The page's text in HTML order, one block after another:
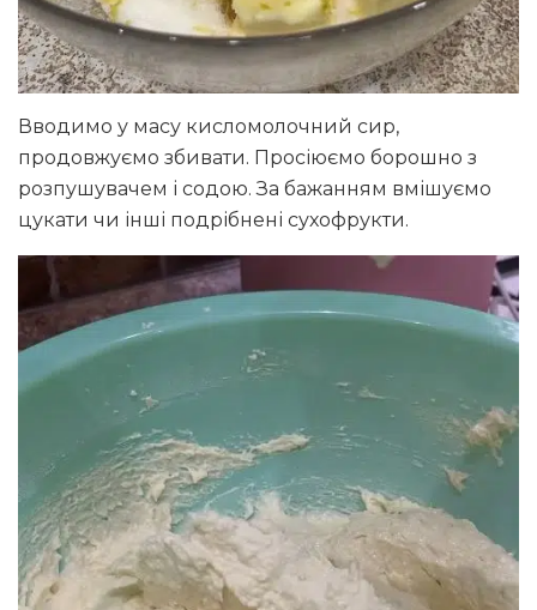
Вводимо у масу кисломолочний сир,
продовжуємо збивати. Просіюємо борошно з
розпушувачем і содою. За бажанням вмішуємо
цукати чи інші подрібнені сухофрукти.